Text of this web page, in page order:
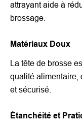
attrayant aide à
brossage.
Matériaux Doux
La tête de brosse
qualité alimentaire,
et sécurisé.
Étanchéité et